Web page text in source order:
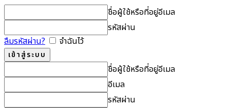
ชื่อผู้ใช้หรือที่อยู่อีเมล
รหัสผ่าน
ลืมรหัสผ่าน?
จำฉันไว้
ชื่อผู้ใช้หรือที่อยู่อีเมล
อีเมล
รหัสผ่าน